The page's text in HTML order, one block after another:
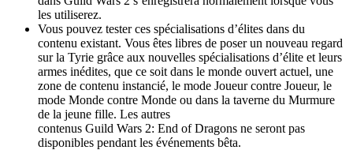
les utiliserez.
Vous pouvez tester ces spécialisations d’élites dans du
contenu existant. Vous êtes libres de poser un nouveau regard
sur la Tyrie grâce aux nouvelles spécialisations d’élite et leurs
armes inédites, que ce soit dans le monde ouvert actuel, une
zone de contenu instancié, le mode Joueur contre Joueur, le
mode Monde contre Monde ou dans la taverne du Murmure
de la jeune fille. Les autres
contenus Guild Wars 2: End of Dragons ne seront pas
disponibles pendant les événements bêta.